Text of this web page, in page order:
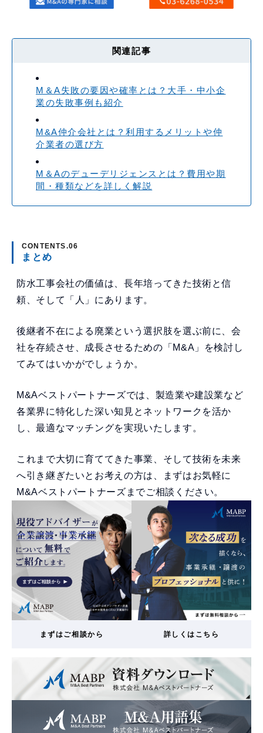
関連記事
M＆A失敗の要因や確率とは？大手・中小企
業の失敗事例も紹介
M&A仲介会社とは？利用するメリットや仲
介業者の選び方
M＆Aのデューデリジェンスとは？費用や期
間・種類などを詳しく解説
まとめ
防水工事会社の価値は、長年培ってきた技術と信
頼、そして「人」にあります。
後継者不在による廃業という選択肢を選ぶ前に、会
社を存続させ、成長させるための「M&A」を検討し
てみてはいかがでしょうか。
M&Aベストパートナーズでは、製造業や建設業など
各業界に特化した深い知見とネットワークを活か
し、最適なマッチングを実現いたします。
これまで大切に育ててきた事業、そして技術を未来
へ引き継ぎたいとお考えの方は、まずはお気軽に
M&Aベストパートナーズまでご相談ください。
まずはご相談から 詳しくはこちら